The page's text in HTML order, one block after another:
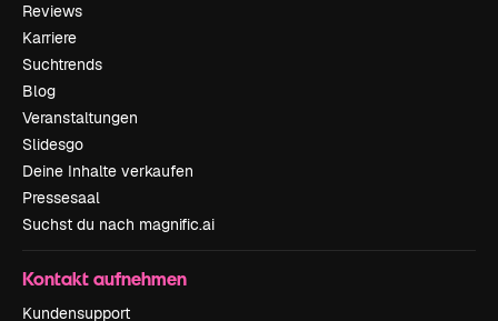
Reviews
Karriere
Suchtrends
Blog
Veranstaltungen
Slidesgo
Deine Inhalte verkaufen
Pressesaal
Suchst du nach magnific.ai
Kontakt aufnehmen
Kundensupport